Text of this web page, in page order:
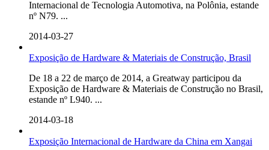
Internacional de Tecnologia Automotiva, na Polônia, estande
nº N79. ...
2014-03-27
Exposição de Hardware & Materiais de Construção, Brasil
De 18 a 22 de março de 2014, a Greatway participou da
Exposição de Hardware & Materiais de Construção no Brasil,
estande nº L940. ...
2014-03-18
Exposição Internacional de Hardware da China em Xangai